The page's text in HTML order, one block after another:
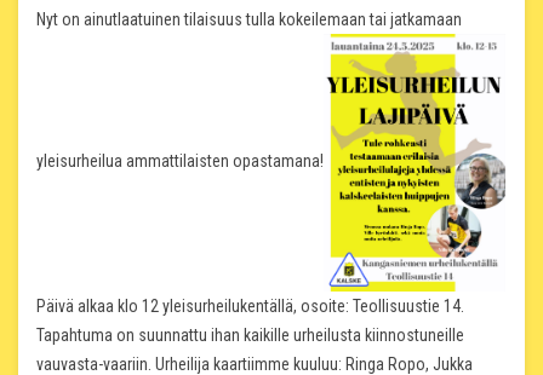
Nyt on ainutlaatuinen tilaisuus tulla kokeilemaan tai jatkamaan
yleisurheilua ammattilaisten opastamana!
Päivä alkaa klo 12 yleisurheilukentällä, osoite: Teollisuustie 14.
Tapahtuma on suunnattu ihan kaikille urheilusta kiinnostuneille
vauvasta-vaariin. Urheilija kaartiimme kuuluu: Ringa Ropo, Jukka